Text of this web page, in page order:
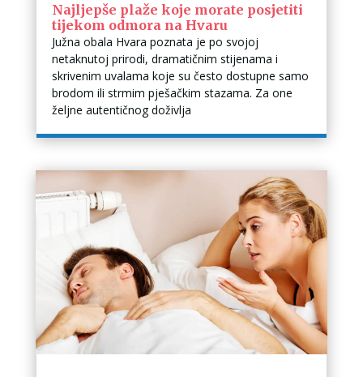
Najljepše plaže koje morate posjetiti
tijekom odmora na Hvaru
Južna obala Hvara poznata je po svojoj
netaknutoj prirodi, dramatičnim stijenama i
skrivenim uvalama koje su često dostupne samo
brodom ili strmim pješačkim stazama. Za one
željne autentičnog doživlja